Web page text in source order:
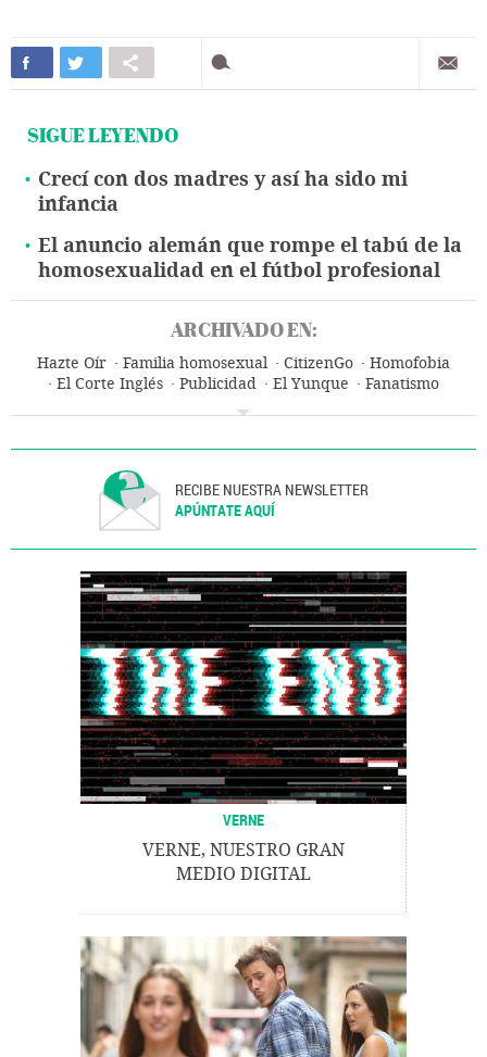
SIGUE LEYENDO
Crecí con dos madres y así ha sido mi
infancia
El anuncio alemán que rompe el tabú de la
homosexualidad en el fútbol profesional
ARCHIVADO EN:
Hazte Oír Familia homosexual CitizenGo
Homofobia
El Corte Inglés
Publicidad El Yunque
Fanatismo
Cristianismo
Delitos odio Ideologías
Sexualidad
Establecimientos comerciales
Problemas sociales
Sociedad Justicia
RECIBE NUESTRA NEWSLETTER
APÚNTATE AQUÍ
VERNE
VERNE, NUESTRO GRAN
MEDIO DIGITAL